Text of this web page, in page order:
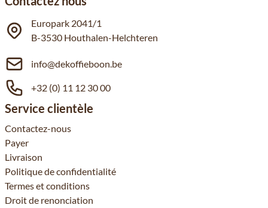
Europark 2041/1
B-3530 Houthalen-Helchteren
info@dekoffieboon.be
+32 (0) 11 12 30 00
Service clientèle
Contactez-nous
Payer
Livraison
Politique de confidentialité
Termes et conditions
Droit de renonciation